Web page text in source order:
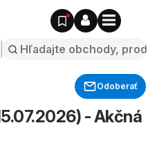
Odoberať
- Akčná